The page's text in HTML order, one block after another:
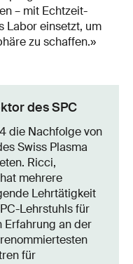
– mit Echtzeit-
Labor einsetzt, um
zu schaffen.»
des SPC
die Nachfolge von
Swiss Plasma
Ricci,
mehrere
Lehrtätigkeit
Lehrstuhls für
Erfahrung an der
für